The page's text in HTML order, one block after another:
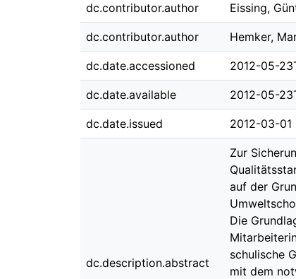
dc.contributor.author Eissing,
dc.contributor.author Hemker,
dc.date.accessioned 2012-05-
dc.date.available 2012-05-
dc.date.issued 2012-03-01
dc.description.abstract
Zur
auf der
Die
schulische
mit dem